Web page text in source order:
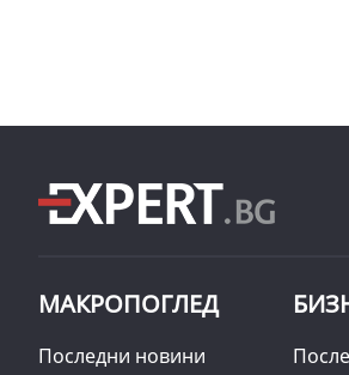
МАКРОПОГЛЕД
Последни новини